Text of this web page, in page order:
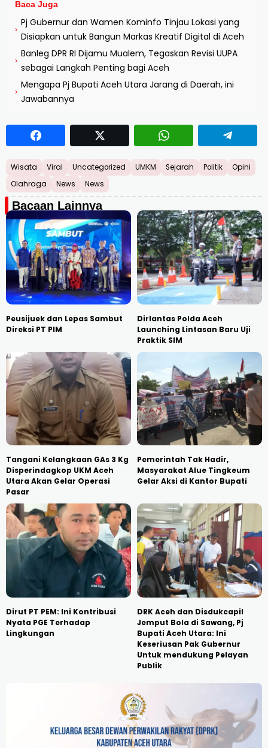
Baca Juga
›
Pj Gubernur dan Wamen Kominfo Tinjau Lokasi yang
Disiapkan untuk Bangun Markas Kreatif Digital di Aceh
›
Banleg DPR RI Dijamu Mualem, Tegaskan Revisi UUPA
sebagai Langkah Penting bagi Aceh
›
Mengapa Pj Bupati Aceh Utara Jarang di Daerah, ini
Jawabannya
Wisata Viral Uncategorized UMKM Sejarah Politik
Opini
Olahraga
News News
Bacaan Lainnya
Peusijuek dan Lepas Sambut
Direksi PT PIM
Dirlantas Polda Aceh
Launching Lintasan Baru Uji
Praktik SIM
Tangani Kelangkaan GAs 3 Kg
Disperindagkop UKM Aceh
Utara Akan Gelar Operasi
Pasar
Pemerintah Tak Hadir,
Masyarakat Alue Tingkeum
Gelar Aksi di Kantor Bupati
Dirut PT PEM: Ini Kontribusi
Nyata PGE Terhadap
Lingkungan
DRK Aceh dan Disdukcapil
Jemput Bola di Sawang, Pj
Bupati Aceh Utara: Ini
Keseriusan Pak Gubernur
Untuk mendukung Pelayan
Publik